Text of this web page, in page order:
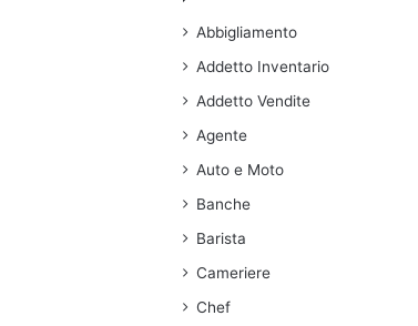
Abbigliamento
Addetto Inventario
Addetto Vendite
Agente
Auto e Moto
Banche
Barista
Cameriere
Chef